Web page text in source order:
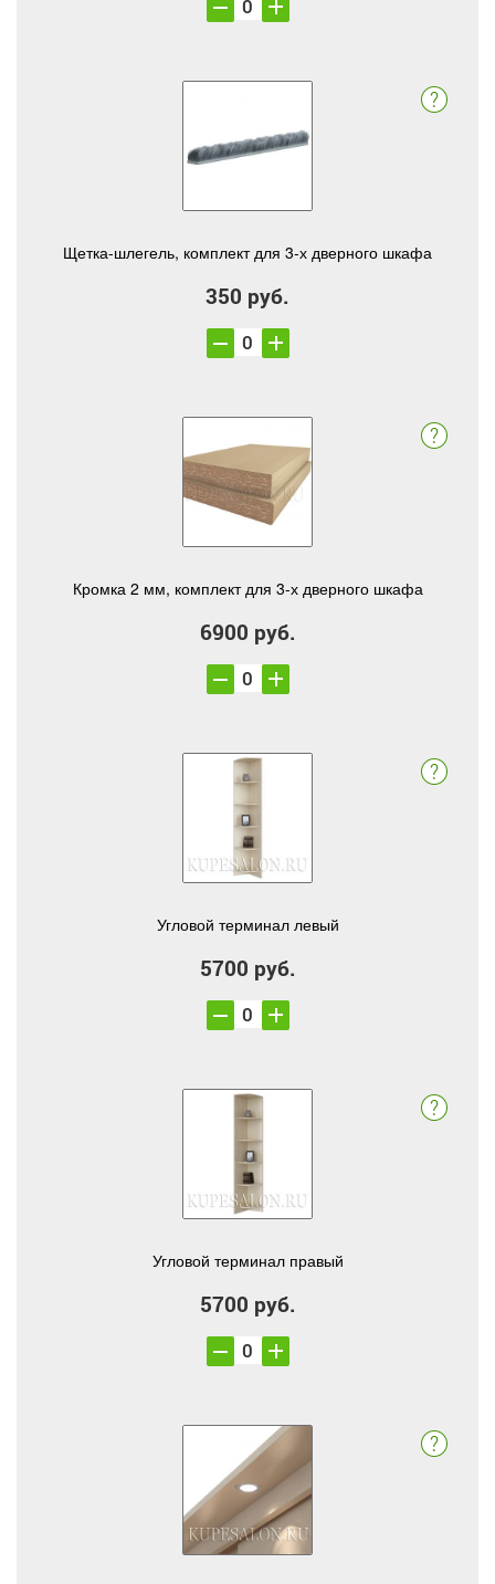
Щетка-шлегель, комплект для 3-х дверного шкафа
350 руб.
Кромка 2 мм, комплект для 3-х дверного шкафа
6900 руб.
Угловой терминал левый
5700 руб.
Угловой терминал правый
5700 руб.